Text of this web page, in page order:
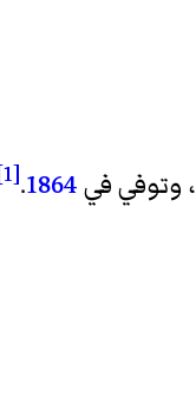
، وتوفي في1864
.
[1]